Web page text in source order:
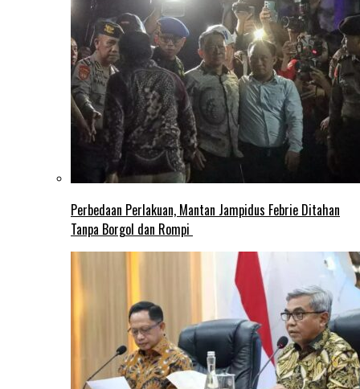
Perbedaan Perlakuan, Mantan Jampidus Febrie Ditahan
Tanpa Borgol dan Rompi